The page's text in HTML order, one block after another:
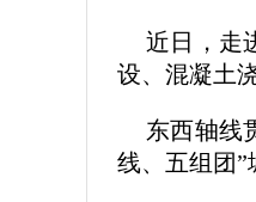
近日，走
设、混凝土
东西轴线
线、五组团”